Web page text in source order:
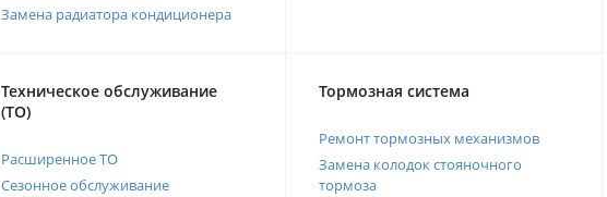
Замена радиатора кондиционера
Техническое обслуживание
(ТО)
Расширенное ТО
Сезонное обслуживание
Тормозная система
Ремонт тормозных механизмов
Замена колодок стояночного
тормоза